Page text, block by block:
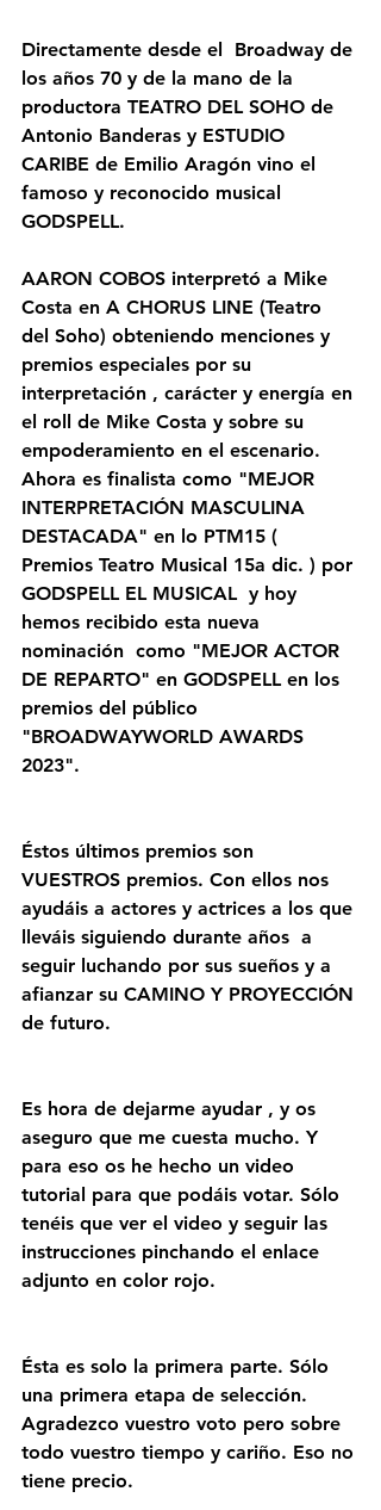
Directamente desde el  Broadway de
los años 70 y de la mano de la
productora TEATRO DEL SOHO de
Antonio Banderas y ESTUDIO
CARIBE de Emilio Aragón vino el
famoso y reconocido musical
GODSPELL.
AARON COBOS interpretó a Mike
Costa en A CHORUS LINE (Teatro
del Soho) obteniendo menciones y
premios especiales por su
interpretación , carácter y energía en
el roll de Mike Costa y sobre su
empoderamiento en el escenario.
Ahora es finalista como "MEJOR
INTERPRETACIÓN MASCULINA
DESTACADA" en lo PTM15 (
Premios Teatro Musical 15a dic. ) por
GODSPELL EL MUSICAL  y hoy
hemos recibido esta nueva
nominación  como "MEJOR ACTOR
DE REPARTO" en GODSPELL en los
premios del público
"BROADWAYWORLD AWARDS
2023".
Éstos últimos premios son
VUESTROS premios. Con ellos nos
ayudáis a actores y actrices a los que
lleváis siguiendo durante años  a
seguir luchando por sus sueños y a
afianzar su CAMINO Y PROYECCIÓN
de futuro.
Es hora de dejarme ayudar , y os
aseguro que me cuesta mucho. Y
para eso os he hecho un video
tutorial para que podáis votar. Sólo
tenéis que ver el video y seguir las
instrucciones pinchando el enlace
adjunto en color rojo.
Ésta es solo la primera parte. Sólo
una primera etapa de selección.
Agradezco vuestro voto pero sobre
todo vuestro tiempo y cariño. Eso no
tiene precio.